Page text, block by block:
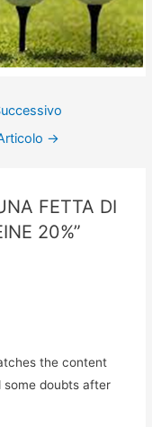
→
FETTA DI
20%”
the content
some doubts after